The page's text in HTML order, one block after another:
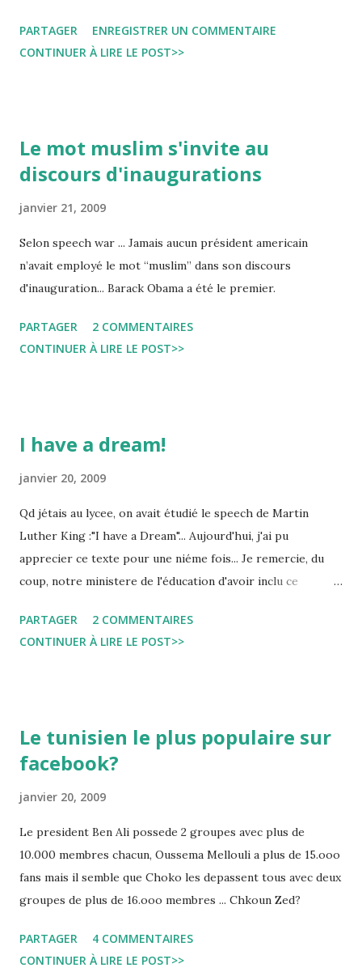
PARTAGER
ENREGISTRER UN COMMENTAIRE
CONTINUER À LIRE LE POST>>
Le mot muslim s'invite au
discours d'inaugurations
janvier 21, 2009
Selon speech war ... Jamais aucun président americain
n’avait employé le mot “muslim” dans son discours
d'inauguration... Barack Obama a été le premier.
PARTAGER
2 COMMENTAIRES
CONTINUER À LIRE LE POST>>
I have a dream!
janvier 20, 2009
Qd jétais au lycee, on avait étudié le speech de Martin
Luther King :"I have a Dream"... Aujourd'hui, j'ai pu
apprecier ce texte pour une niéme fois... Je remercie, du
coup, notre ministere de l'éducation d'avoir inclu ce
generation....
PARTAGER
2 COMMENTAIRES
CONTINUER À LIRE LE POST>>
Le tunisien le plus populaire sur
facebook?
janvier 20, 2009
Le president Ben Ali possede 2 groupes avec plus de
10.000 membres chacun, Oussema Mellouli a plus de 15.ooo
fans mais il semble que Choko les depassent tous avec deux
groupes de plus de 16.ooo membres ... Chkoun Zed?
PARTAGER
4 COMMENTAIRES
CONTINUER À LIRE LE POST>>